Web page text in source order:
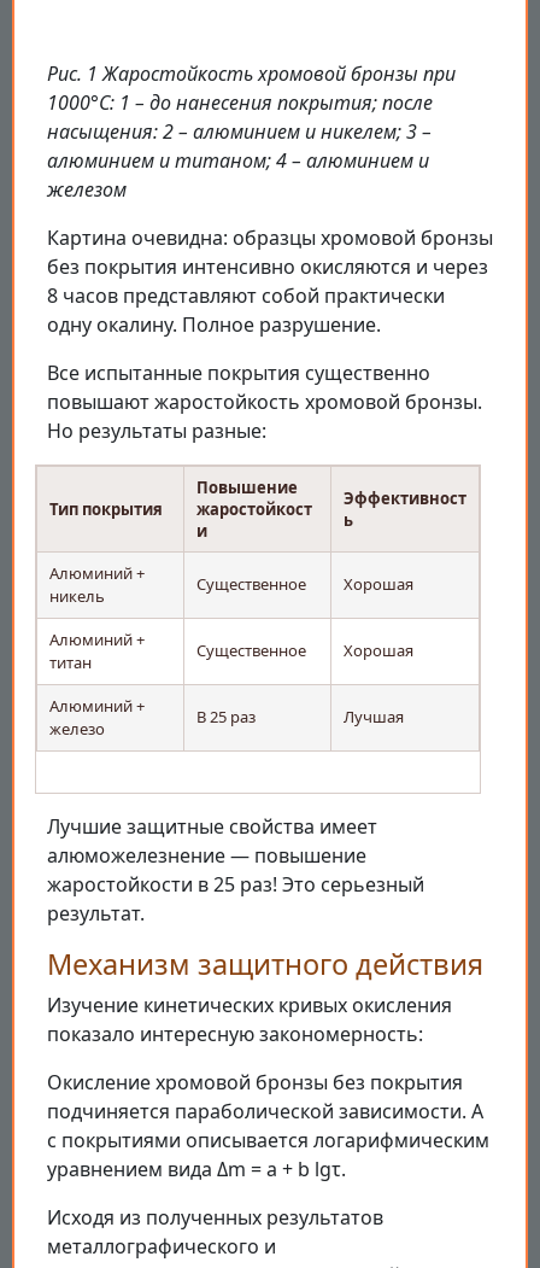
Рис. 1 Жаростойкость хромовой бронзы при
1000°C: 1 – до нанесения покрытия; после
насыщения: 2 – алюминием и никелем; 3 –
алюминием и титаном; 4 – алюминием и
железом
Картина очевидна: образцы хромовой бронзы
без покрытия интенсивно окисляются и через
8 часов представляют собой практически
одну окалину. Полное разрушение.
Все испытанные покрытия существенно
повышают жаростойкость хромовой бронзы.
Но результаты разные:
Тип покрытия
Повышение
жаростойкост
и
Эффективност
ь
Алюминий +
никель
Существенное Хорошая
Алюминий +
титан
Существенное Хорошая
Алюминий +
железо
В 25 раз Лучшая
Лучшие защитные свойства имеет
алюможелезнение — повышение
жаростойкости в 25 раз! Это серьезный
результат.
Механизм защитного действия
Изучение кинетических кривых окисления
показало интересную закономерность:
Окисление хромовой бронзы без покрытия
подчиняется параболической зависимости. А
с покрытиями описывается логарифмическим
уравнением вида Δm = a + b lgτ.
Исходя из полученных результатов
металлографического и